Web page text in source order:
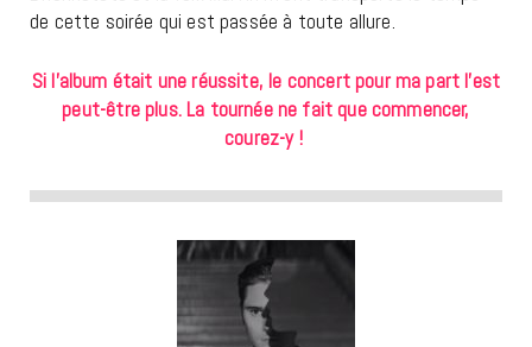
de cette soirée qui est passée à toute allure.
Si l’album était une réussite, le concert pour ma part l’est
peut-être plus. La tournée ne fait que commencer,
courez-y !